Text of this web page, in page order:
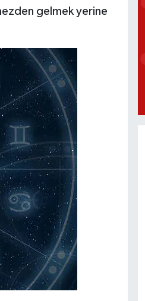
gelmek yerine